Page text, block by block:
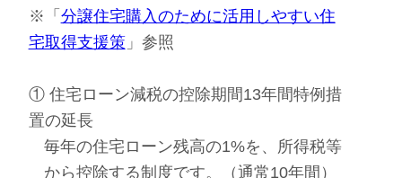
※「 分譲住宅購入のために活用しやすい住
宅取得支援策」参照
① 住宅ローン減税の控除期間13年間特例措
置の延長
毎年の住宅ローン残高の1%を、所得税等
から控除する制度です。（通常10年間）